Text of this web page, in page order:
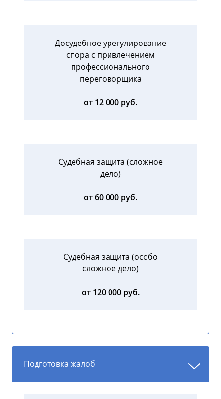
Досудебное урегулирование
спора с привлечением
профессионального
переговорщика
от 12 000 руб.
Судебная защита (сложное
дело)
от 60 000 руб.
Судебная защита (особо
сложное дело)
от 120 000 руб.
Подготовка жалоб